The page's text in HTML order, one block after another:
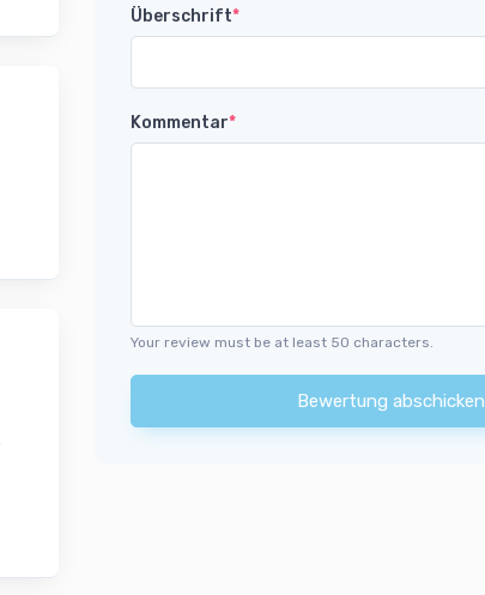
Überschrift*
Kommentar*
Your review must be at least 50 characters.
Bewertung abschicken